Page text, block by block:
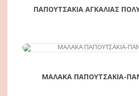
ΠΑΠΟΥΤΣΑΚΙΑ ΑΓΚΑΛΙΑΣ
ΜΑΛΑΚΑ ΠΑΠΟΥΤΣΑΚΙΑ-